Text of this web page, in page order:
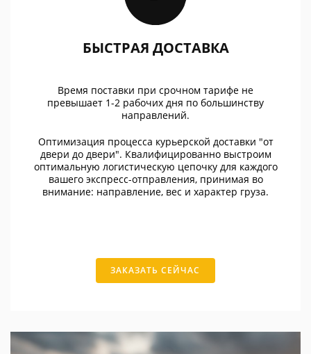
БЫСТРАЯ ДОСТАВКА
Время поставки при срочном тарифе не
превышает 1-2 рабочих дня по большинству
направлений.
Оптимизация процесса курьерской доставки "от
двери до двери". Квалифицированно выстроим
оптимальную логистическую цепочку для каждого
вашего экспресс-отправления, принимая во
внимание: направление, вес и характер груза.
ЗАКАЗАТЬ СЕЙЧАС